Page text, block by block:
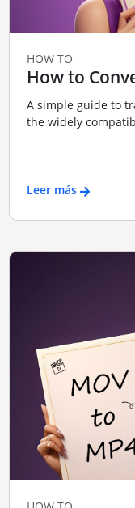
HOW TO
How to
A simple guide to
the widely
Leer más